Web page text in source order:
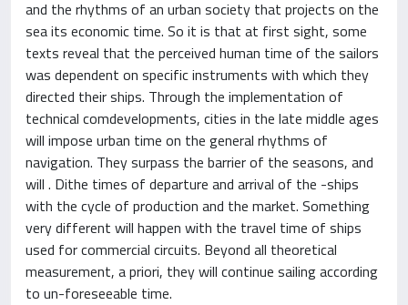
and the rhythms of an urban society that projects on the
sea its economic time. So it is that at first sight, some
texts reveal that the perceived human time of the sailors
was dependent on specific instruments with which they
directed their ships. Through the implementation of
technical comdevelopments, cities in the late middle ages
will impose urban time on the general rhythms of
navigation. They surpass the barrier of the seasons, and
will . Dithe times of departure and arrival of the -ships
with the cycle of production and the market. Something
very different will happen with the travel time of ships
used for commercial circuits. Beyond all theoretical
measurement, a priori, they will continue sailing according
to un-foreseeable time.